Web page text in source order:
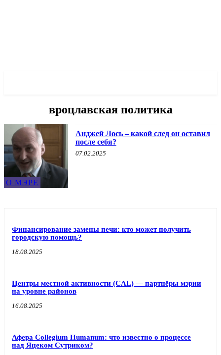
вроцлавская политика
О МЭРЕ
Анджей Лось – какой след он оставил
после себя?
07.02.2025
Финансирование замены печи: кто может получить
городскую помощь?
18.08.2025
Центры местной активности (CAL) — партнёры мэрии
на уровне районов
16.08.2025
Афера Collegium Humanum: что известно о процессе
над Яцеком Сутриком?